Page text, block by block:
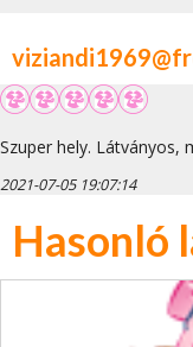
Szuper hely. Látványos,
2021-07-05 19:07:14
Hasonló